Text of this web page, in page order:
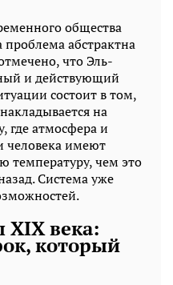
общества
проблема абстрактна
что Эль-
и действующий
состоит в том,
на
где атмосфера и
человека имеют
температуру, чем это
Система уже
XIX века:
который